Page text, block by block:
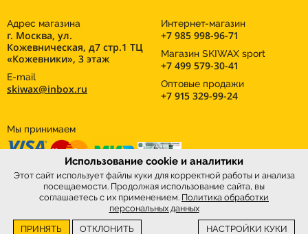
Адрес магазина
г. Москва, ул.
Кожевническая, д7 стр.1 ТЦ
«Кожевники», 3 этаж
E-mail
skiwax@inbox.ru
Интернет-магазин
+7 985 998-96-71
Магазин SKIWAX sport
+7 499 579-30-41
Оптовые продажи
+7 915 329-99-24
Мы принимаем
Использование cookie и аналитики
Этот сайт использует файлы куки для корректной работы и анализа
посещаемости. Продолжая использование сайта, вы
соглашаетесь с их применением. Политика обработки
персональных данных
ПРИНЯТЬ
ОТКЛОНИТЬ НАСТРОЙКИ КУКИ